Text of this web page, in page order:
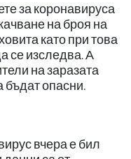
за коронавируса
на броя на
като при това
се изследва. А
на заразата
бъдат опасни.
вчера е бил